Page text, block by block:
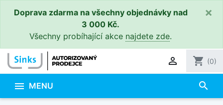
Doprava zdarma na všechny objednávky nad
3 000 Kč.
Všechny probíhající akce najdete zde.
×
 shopping_cart (0)
 MENU search